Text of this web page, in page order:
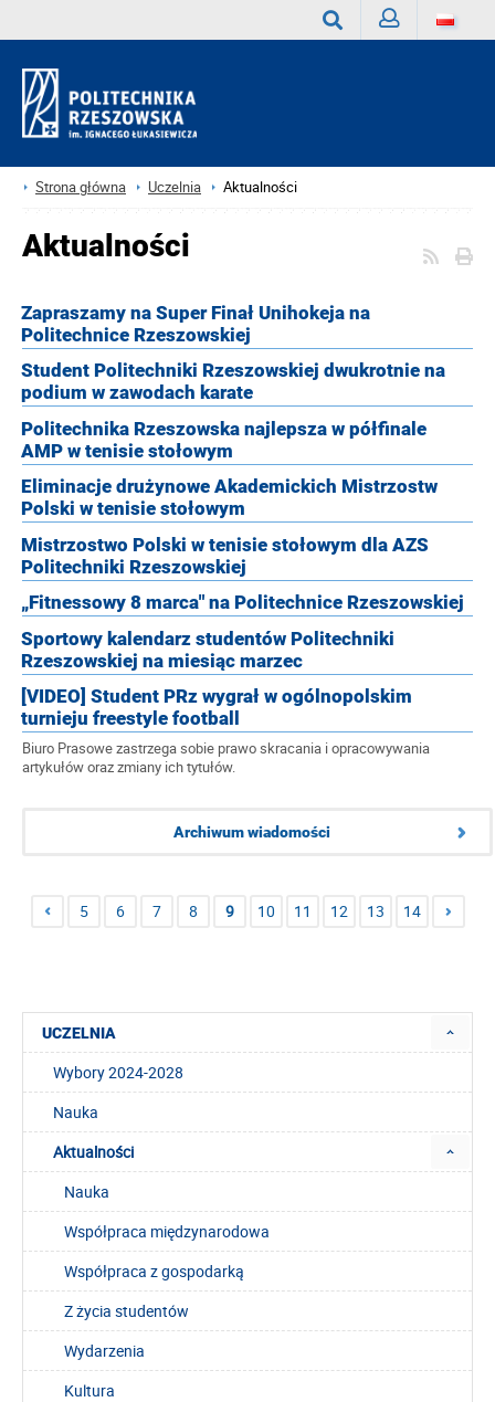
Strona główna Uczelnia Aktualności
Aktualności
Zapraszamy na Super Finał Unihokeja na
Politechnice Rzeszowskiej
Student Politechniki Rzeszowskiej dwukrotnie na
podium w zawodach karate
Politechnika Rzeszowska najlepsza w półfinale
AMP w tenisie stołowym
Eliminacje drużynowe Akademickich Mistrzostw
Polski w tenisie stołowym
Mistrzostwo Polski w tenisie stołowym dla AZS
Politechniki Rzeszowskiej
„Fitnessowy 8 marca" na Politechnice Rzeszowskiej
Sportowy kalendarz studentów Politechniki
Rzeszowskiej na miesiąc marzec
[VIDEO] Student PRz wygrał w ogólnopolskim
turnieju freestyle football
Biuro Prasowe zastrzega sobie prawo skracania i opracowywania
artykułów oraz zmiany ich tytułów.
Archiwum wiadomości
5 6 7 8 9 10 11 12 13 14
UCZELNIA
Wybory 2024-2028
Nauka
Aktualności
Nauka
Współpraca międzynarodowa
Współpraca z gospodarką
Z życia studentów
Wydarzenia
Kultura